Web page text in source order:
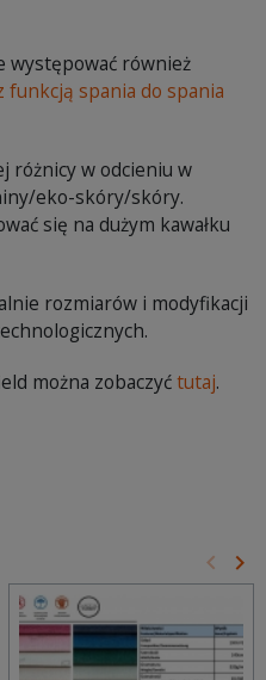
występować również
spania do spania
różnicy w odcieniu w
eko-skóry/skóry.
się na dużym kawałku
rozmiarów i modyfikacji
można zobaczyćtutaj.
keyboard_arrow_left keyboard_arrow_right